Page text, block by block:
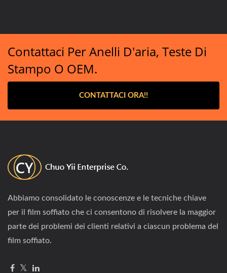
Contattaci Per Anelli D'aria, Teste Di
Stampo O OEM.
CONTATTACI ORA!!
Abbiamo consolidato le conoscenze e le tecniche chiave
per il film soffiato che ci consentono di risolvere la maggior
parte dei problemi dei clienti relativi a ciascun problema del
film soffiato.